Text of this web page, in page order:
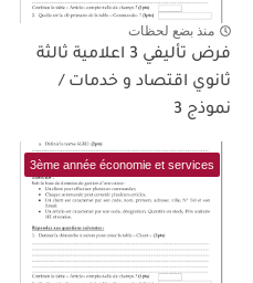
منذ بضع لحظات
فرض تأليفي 3 اعلامية ثالثة
ثانوي اقتصاد و خدمات /
نموذج 3
3ème année économie et services